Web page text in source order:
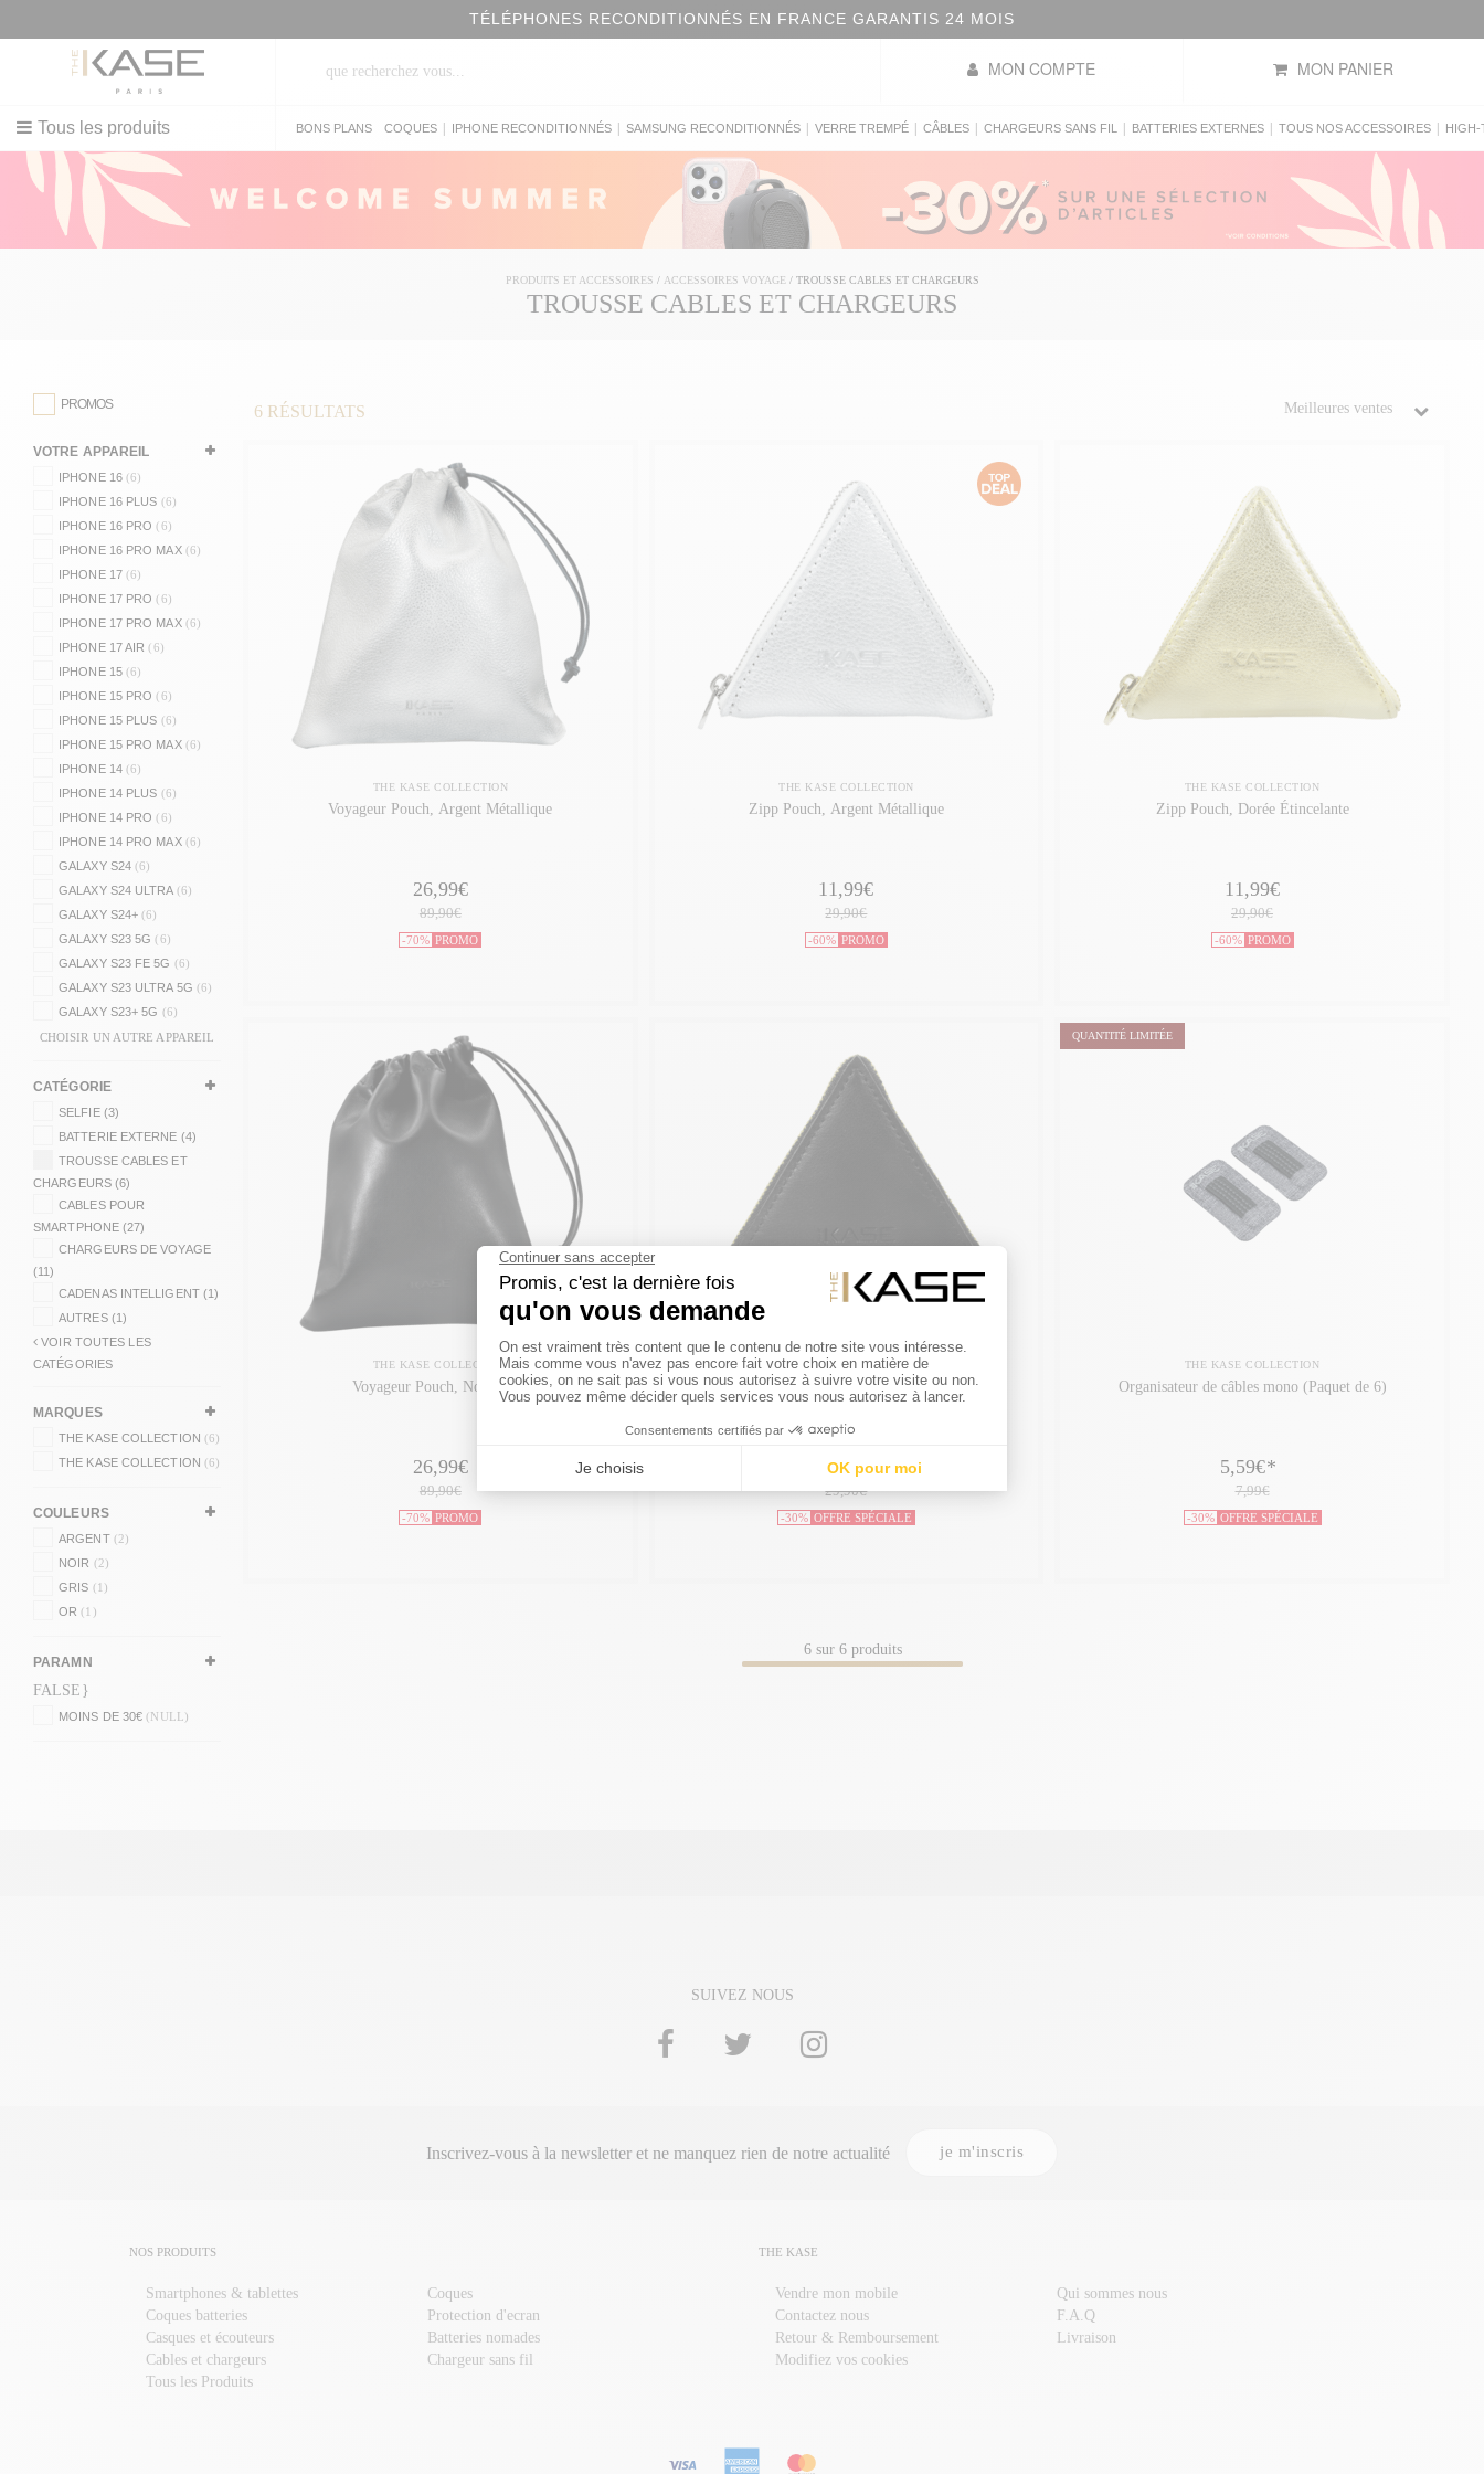
TÉLÉPHONES RECONDITIONNÉS EN FRANCE GARANTIS 24 MOIS
Tous les produits
MON COMPTE MON PANIER
BONS PLANS COQUES IPHONE RECONDITIONNÉS SAMSUNG RECONDITIONNÉS VERRE TREMPÉ CÂBLES CHARGEURS SANS FIL BATTERIES EXTERNES TOUS NOS ACCESSOIRES HIGH-
PRODUITS ET ACCESSOIRES / ACCESSOIRES VOYAGE / TROUSSE CABLES ET CHARGEURS
TROUSSE CABLES ET CHARGEURS
PROMOS
VOTRE APPAREIL
IPHONE 16 (6)
IPHONE 16 PLUS (6)
IPHONE 16 PRO(6)
IPHONE 16 PRO MAX (6)
IPHONE 17 (6)
IPHONE 17 PRO(6)
IPHONE 17 PRO MAX (6)
IPHONE 17 AIR(6)
IPHONE 15 (6)
IPHONE 15 PRO(6)
IPHONE 15 PLUS (6)
IPHONE 15 PRO MAX (6)
IPHONE 14 (6)
IPHONE 14 PLUS (6)
IPHONE 14 PRO(6)
IPHONE 14 PRO MAX (6)
GALAXY S24(6)
GALAXY S24 ULTRA (6)
GALAXY S24+(6)
GALAXY S23 5G(6)
GALAXY S23 FE 5G (6)
GALAXY S23 ULTRA 5G (6)
GALAXY S23+ 5G (6)
CHOISIR UN AUTRE APPAREIL
CATÉGORIE
SELFIE (3)
BATTERIE EXTERNE (4)
TROUSSE CABLES ET
CHARGEURS (6)
CABLES POUR
SMARTPHONE (27)
CHARGEURS DE VOYAGE
(11)
CADENAS INTELLIGENT (1)
AUTRES (1)
VOIR TOUTES LES
CATÉGORIES
MARQUES
THE KASE COLLECTION (6)
THE KASE COLLECTION (6)
COULEURS
ARGENT (2)
NOIR (2)
GRIS (1)
OR(1)
PARAMN
FALSE}
MOINS DE 30€(NULL)
6 RÉSULTATS
THE KASE COLLECTION
Voyageur Pouch, Argent Métallique
26,99€
89,90€
-70% PROMO
THE KASE COLLECTION
Zipp Pouch, Argent Métallique
11,99€
29,90€
-60% PROMO
THE KASE COLLECTION
Zipp Pouch, Dorée Étincelante
11,99€
29,90€
-60% PROMO
THE KASE COLLECTION
Voyageur Pouch, Noir Satin
26,99€
89,90€
-70% PROMO
THE KASE COLLECTION
Zipp Pouch, Noir Satin
20,93€*
29,90€
-30% OFFRE SPÉCIALE
QUANTITÉ LIMITÉE
THE KASE COLLECTION
Organisateur de câbles mono (Paquet de 6)
5,59€*
7,99€
-30% OFFRE SPÉCIALE
6sur 6produits
SUIVEZ NOUS
Inscrivez-vous à la newsletter et ne manquez rien de notre actualité je m'inscris
NOS PRODUITS
Smartphones & tablettes
Coques
Coques batteries
Protection d'ecran
Casques et écouteurs
Batteries nomades
Cables et chargeurs
Chargeur sans fil
Tous les Produits
THE KASE
Vendre mon mobile
Qui sommes nous
Contactez nous
F.A.Q
Retour & Remboursement
Livraison
Modifiez vos cookies